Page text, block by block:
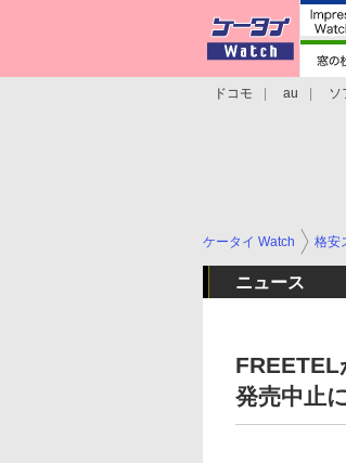
ドコモ au ソ
ケータイ Watch 格安
ニュース
発売中止